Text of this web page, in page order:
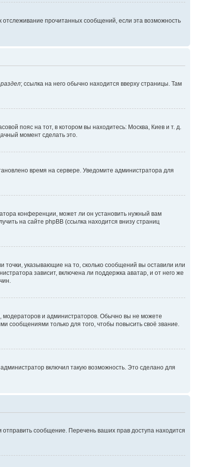
прочитанных сообщений, если эта возможность
; ссылка на него обычно находится вверху страницы. Там
пояс на тот, в котором вы находитесь: Москва, Киев и т. д.
момент сделать это.
время на сервере. Уведомите администратора для
конференции, может ли он установить нужный вам
на сайте phpBB (ссылка находится внизу страниц
точки, указывающие на то, сколько сообщений вы оставили или
зависит, включена ли поддержка аватар, и от него же
и администраторов. Обычно вы не можете
сообщениями только для того, чтобы повысить своё звание.
включил такую возможность. Это сделано для
сообщение. Перечень ваших прав доступа находится